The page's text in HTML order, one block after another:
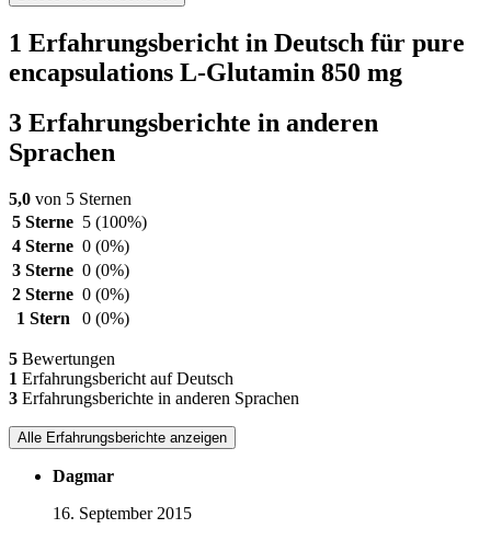
1 Erfahrungsbericht in Deutsch für pure
encapsulations L-Glutamin 850 mg
3 Erfahrungsberichte in anderen
Sprachen
5,0 von 5 Sternen
5 Sterne 5 (100%)
4 Sterne 0 (0%)
3 Sterne 0 (0%)
2 Sterne 0 (0%)
1 Stern
0 (0%)
5 Bewertungen
1 Erfahrungsbericht auf Deutsch
3 Erfahrungsberichte in anderen Sprachen
Alle Erfahrungsberichte anzeigen
Dagmar
16. September 2015